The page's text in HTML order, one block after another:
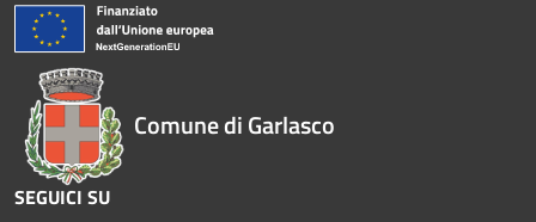
Comune di Garlasco
SEGUICI SU